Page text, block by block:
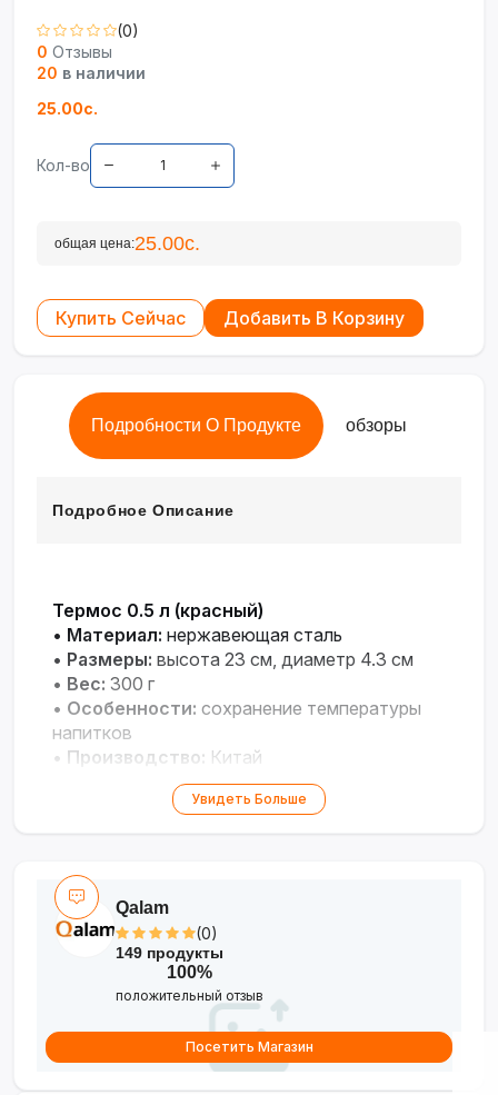
(0)
0 Отзывы
20 в наличии
25.00с.
Кол-во
общая цена:25.00с.
Купить Сейчас Добавить В Корзину
Подробности О Продукте обзоры
Подробное Описание
Термос 0.5 л (красный)
• Материал: нержавеющая сталь
• Размеры: высота 23 см, диаметр 4.3 см
• Вес: 300 г
• Особенности: сохранение температуры
напитков
• Производство: Китай
Увидеть Больше
Qalam
(0)
149 продукты
100%
положительный отзыв
Посетить Магазин